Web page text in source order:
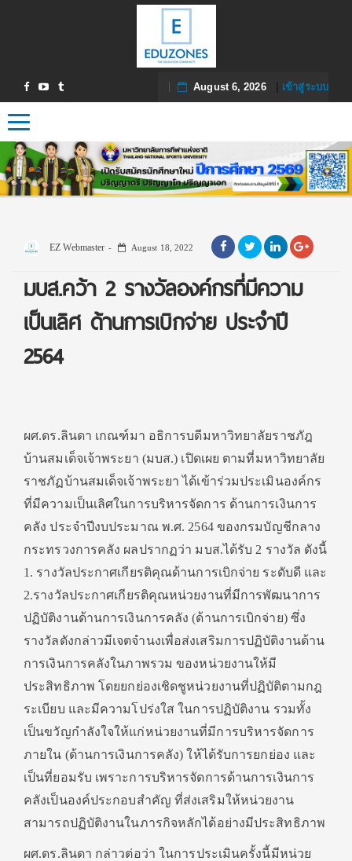
August 6, 2026| เข้าสู่ระบบ
Toggle navigation
EZ Webmaster August 18, 2022
มบส.คว้า 2 รางวัลองค์กรที่มีความ
เป็นเลิศ ด้านการเบิกจ่าย ประจำปี
2564
ผศ.ดร.ลินดา เกณฑ์มา อธิการบดีมหาวิทยาลัยราชภัฎ
บ้านสมเด็จเจ้าพระยา (มบส.) เปิดเผย ตามที่มหาวิทยาลัย
ราชภัฏบ้านสมเด็จเจ้าพระยา ได้เข้าร่วมประเมินองค์กร
ที่มีความเป็นเลิศในการบริหารจัดการ ด้านการเงินการ
คลัง ประจำปีงบประมาณ พ.ศ. 2564 ของกรมบัญชีกลาง
กระทรวงการคลัง ผลปรากฏว่า มบส.ได้รับ 2 รางวัล ดังนี้
1. รางวัลประกาศเกียรติคุณด้านการเบิกจ่าย ระดับดี และ
2.รางวัลประกาศเกียรติคุณหน่วยงานที่มีการพัฒนาการ
ปฏิบัติงานด้านการเงินการคลัง (ด้านการเบิกจ่าย) ซึ่ง
รางวัลดังกล่าวมีเจตจำนงเพื่อส่งเสริมการปฏิบัติงานด้าน
การเงินการคลังในภาพรวม ของหน่วยงานให้มี
ประสิทธิภาพ โดยยกย่องเชิดชูหน่วยงานที่ปฏิบัติตามกฎ
ระเบียบ และมีความโปร่งใส ในการปฏิบัติงาน รวมทั้ง
เป็นขวัญกำลังใจให้แก่หน่วยงานที่มีการบริหารจัดการ
ภายใน (ด้านการเงินการคลัง) ให้ได้รับการยกย่อง และ
เป็นที่ยอมรับ เพราะการบริหารจัดการด้านการเงินการ
คลังเป็นองค์ประกอบสำคัญ ที่ส่งเสริมให้หน่วยงาน
สามารถปฏิบัติงานในภารกิจหลักได้อย่างมีประสิทธิภาพ
ผศ.ดร.ลินดา กล่าวต่อว่า ในการประเมินครั้งนี้มีหน่วย